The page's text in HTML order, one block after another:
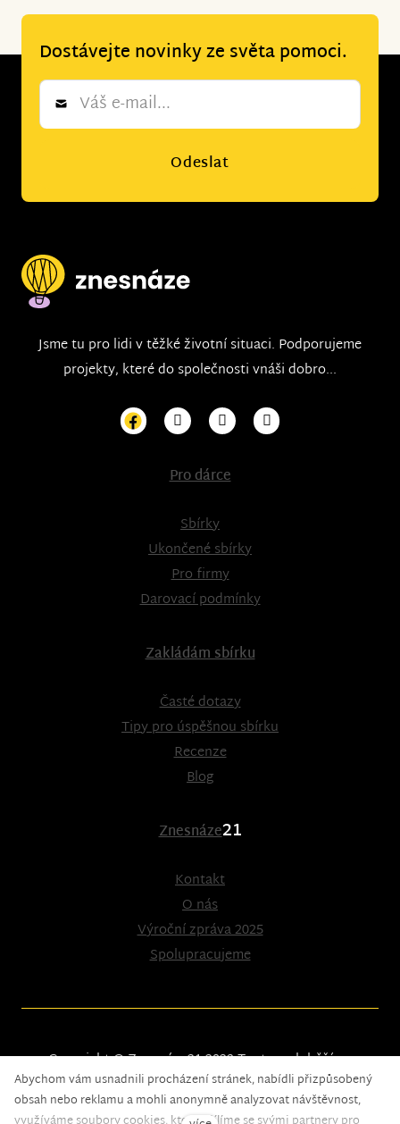
Dostávejte novinky ze světa pomoci.
Newsletter
Odeslat
Jsme tu pro lidi v těžké životní situaci. Podporujeme
projekty, které do společnosti vnáši dobro...
Pro dárce
Sbírky
Ukončené sbírky
Pro firmy
Darovací podmínky
Zakládám sbírku
Časté dotazy
Tipy pro úspěšnou sbírku
Recenze
Blog
Znesnáze21
Kontakt
O nás
Výroční zpráva 2025
Spolupracujeme
Copyright © Znesnáze21 2023Tento web běží na
solidpixels.
Abychom vám usnadnili procházení stránek, nabídli přizpůsobený
obsah nebo reklamu a mohli anonymně analyzovat návštěvnost,